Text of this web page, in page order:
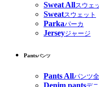
Sweat Allスウェ
Sweatスウェット
Parkaパーカ
Jerseyジャージ
Pantsパンツ
Pants Allパンツ
Denim pants